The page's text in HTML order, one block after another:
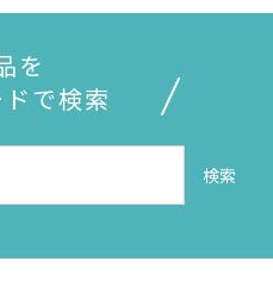
を
で検索
検索